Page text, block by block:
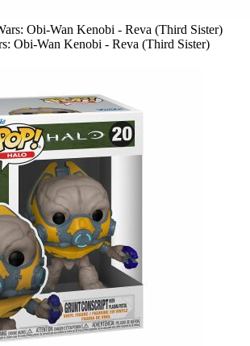
Obi-Wan Kenobi - Reva (Third Sister)